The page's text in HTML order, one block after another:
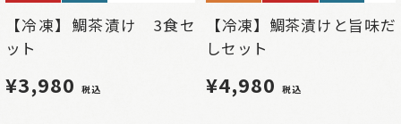
【冷凍】鯛茶漬け 3食セ
ット
¥3,980 税込
【冷凍】鯛茶漬けと旨味だ
しセット
¥4,980 税込